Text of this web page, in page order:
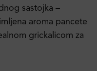
sastojka –
aroma pancete
grickalicom za